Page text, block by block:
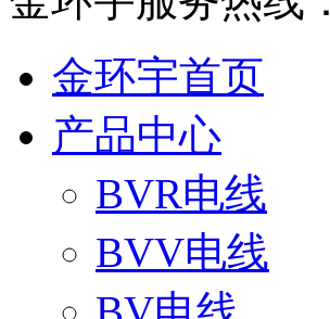
金环宇首页
产品中心
BVR电线
BVV电线